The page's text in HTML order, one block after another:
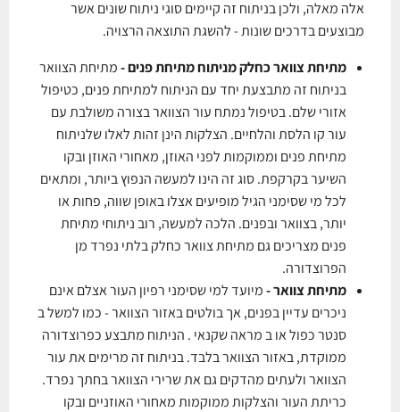
אלה מאלה, ולכן בניתוח זה קיימים סוגי ניתוח שונים אשר
מבוצעים בדרכים שונות - להשגת התוצאה הרצויה.
מתיחת צוואר כחלק מניתוח מתיחת פנים -מתיחת הצוואר
בניתוח זה מתבצעת יחד עם הניתוח למתיחת פנים, כטיפול
אזורי שלם. בטיפול נמתח עור הצוואר בצורה משולבת עם
עור קו הלסת והלחיים. הצלקות הינן זהות לאלו שלניתוח
מתיחת פנים וממוקמות לפני האוזן, מאחורי האוזן ובקו
השיער בקרקפת. סוג זה הינו למעשה הנפוץ ביותר, ומתאים
לכל מי שסימני הגיל מופיעים אצלו באופן שווה, פחות או
יותר, בצוואר ובפנים. הלכה למעשה, רוב ניתוחי מתיחת
פנים מצריכים גם מתיחת צוואר כחלק בלתי נפרד מן
הפרוצדורה.
מתיחת צוואר -מיועד למי שסימני רפיון העור אצלם אינם
ניכרים עדיין בפנים, אך בולטים באזור הצוואר - כמו למשל ב
סנטר כפול או ב מראה שקנאי . הניתוח מתבצע כפרוצדורה
ממוקדת, באזור הצוואר בלבד. בניתוח זה מרימים את עור
הצוואר ולעתים מהדקים גם את שרירי הצוואר בחתך נפרד.
כריתת העור והצלקות ממוקמות מאחורי האוזניים ובקו